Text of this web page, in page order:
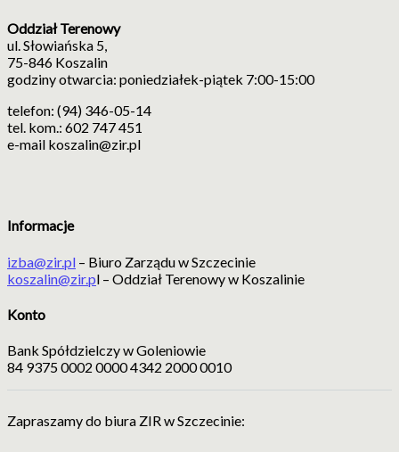
Oddział Terenowy
ul. Słowiańska 5,
75-846 Koszalin
godziny otwarcia: poniedziałek-piątek 7:00-15:00
telefon: (94) 346-05-14
tel. kom.: 602 747 451
e-mail koszalin@zir.pl
Informacje
izba@zir.pl – Biuro Zarządu w Szczecinie
koszalin@zir.pl – Oddział Terenowy w Koszalinie
Konto
Bank Spółdzielczy w Goleniowie
84 9375 0002 0000 4342 2000 0010
Zapraszamy do biura ZIR w Szczecinie: